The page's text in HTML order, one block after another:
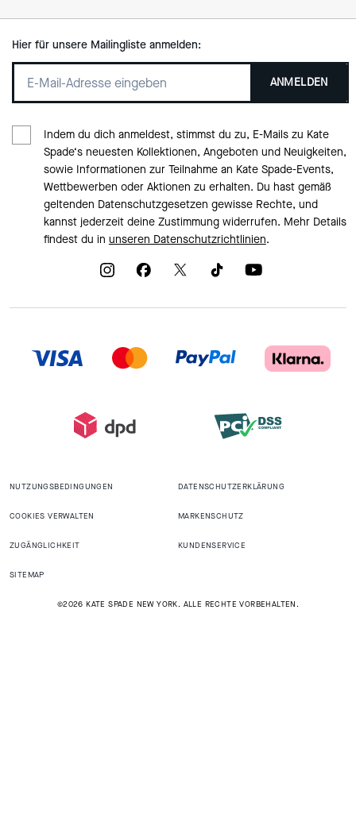
Hier für unsere Mailingliste anmelden:
ANMELDEN
Indem du dich anmeldest, stimmst du zu, E-Mails zu Kate
Spade‘s neuesten Kollektionen, Angeboten und Neuigkeiten,
sowie Informationen zur Teilnahme an Kate Spade-Events,
Wettbewerben oder Aktionen zu erhalten. Du hast gemäß
geltenden Datenschutzgesetzen gewisse Rechte, und
kannst jederzeit deine Zustimmung widerrufen. Mehr Details
findest du in unseren Datenschutzrichtlinien.
NUTZUNGSBEDINGUNGEN DATENSCHUTZERKLÄRUNG
COOKIES VERWALTEN MARKENSCHUTZ
ZUGÄNGLICHKEIT KUNDENSERVICE
SITEMAP
©2026 KATE SPADE NEW YORK. ALLE RECHTE VORBEHALTEN.